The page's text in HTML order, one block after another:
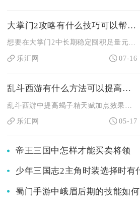
大掌门2攻略有什么技巧可以帮助存储足够的元宝
想要在大掌门2中长期稳定囤积足量元宝，核心思路是搭建全渠道稳...
乐汇网
07-16
乱斗西游有什么方法可以提高蝎子天赋的加点效果
乐汇网
05-17
帝王三国中怎样才能买卖将领
蜀门手游中峨眉后期的技能如何